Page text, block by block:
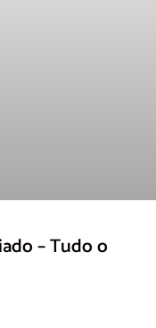
– Tudo o